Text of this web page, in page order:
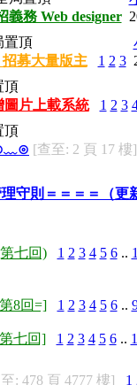
義務 Web designer
募大量版主 1 2 3
圖片上載系統 1 2 3
[查至: 2 頁 17 樓]
守則＝＝＝＝（更
七回) 1 2 3 4 5 6..
8回=] 1 2 3 4 5 6..
七回] 1 2 3 4 5 6..
: 478 頁 4777 樓] 1